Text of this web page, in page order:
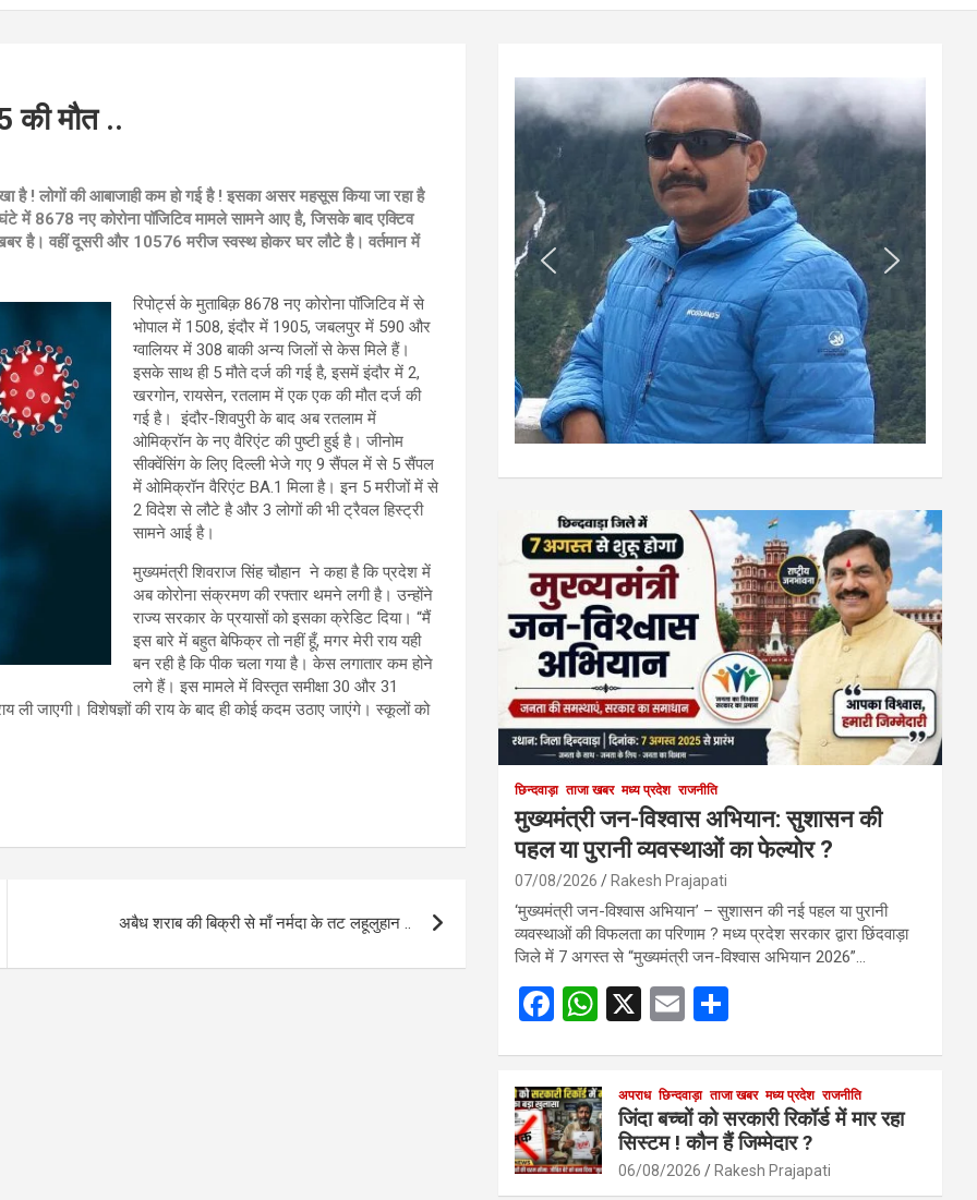
की मौत ..
! लोगों की आबाजाही कम हो गई है ! इसका असर महसूस किया जा रहा है
में 8678 नए कोरोना पॉजिटिव मामले सामने आए है, जिसके बाद एक्टिव
है। वहीं दूसरी और 10576 मरीज स्वस्थ होकर घर लौटे है। वर्तमान में
रिपोर्ट्स के मुताबिक़ 8678 नए कोरोना पॉजिटिव में से
भोपाल में 1508, इंदौर में 1905, जबलपुर में 590 और
ग्वालियर में 308 बाकी अन्य जिलों से केस मिले हैं।
इसके साथ ही 5 मौते दर्ज की गई है, इसमें इंदौर में 2,
खरगोन, रायसेन, रतलाम में एक एक की मौत दर्ज की
गई है। इंदौर-शिवपुरी के बाद अब रतलाम में
ओमिक्रॉन के नए वैरिएंट की पुष्टी हुई है। जीनोम
सीक्वेंसिंग के लिए दिल्ली भेजे गए 9 सैंपल में से 5 सैंपल
में ओमिक्रॉन वैरिएंट BA.1 मिला है। इन 5 मरीजों में से
2 विदेश से लौटे है और 3 लोगों की भी ट्रैवल हिस्ट्री
सामने आई है।
मुख्यमंत्री शिवराज सिंह चौहान ने कहा है कि प्रदेश में
अब कोरोना संक्रमण की रफ्तार थमने लगी है। उन्होंने
राज्य सरकार के प्रयासों को इसका क्रेडिट दिया। “मैं
इस बारे में बहुत बेफिक्र तो नहीं हूँ, मगर मेरी राय यही
बन रही है कि पीक चला गया है। केस लगातार कम होने
लगे हैं। इस मामले में विस्तृत समीक्षा 30 और 31
जाएगी। विशेषज्ञों की राय के बाद ही कोई कदम उठाए जाएंगे। स्कूलों को
अबैध शराब की बिक्री से माँ नर्मदा के तट लहूलुहान ..
छिन्दवाड़ा ताजा खबर मध्य प्रदेश राजनीति
मुख्यमंत्री जन-विश्वास अभियान: सुशासन की
पहल या पुरानी व्यवस्थाओं का फेल्योर ?
07/08/2026 Rakesh Prajapati
‘मुख्यमंत्री जन-विश्वास अभियान’ – सुशासन की नई पहल या पुरानी
व्यवस्थाओं की विफलता का परिणाम ? मध्य प्रदेश सरकार द्वारा छिंदवाड़ा
जिले में 7 अगस्त से “मुख्यमंत्री जन-विश्वास अभियान 2026”…
F
b
o
o
W
s
A
p
X
E
e
अपराध छिन्दवाड़ा ताजा खबर मध्य प्रदेश राजनीति
जिंदा बच्चों को सरकारी रिकॉर्ड में मार रहा
सिस्टम ! कौन हैं जिम्मेदार ?
06/08/2026 Rakesh Prajapati